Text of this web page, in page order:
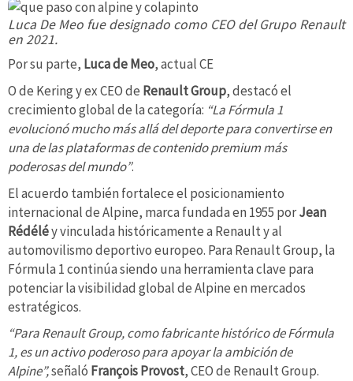
Luca De Meo fue designado como CEO del Grupo Renault
en 2021.
Por su parte, Luca de Meo, actual CE
O de Kering y ex CEO de Renault Group, destacó el
crecimiento global de la categoría: “La Fórmula 1
evolucionó mucho más allá del deporte para convertirse en
una de las plataformas de contenido premium más
poderosas del mundo”.
El acuerdo también fortalece el posicionamiento
internacional de Alpine, marca fundada en 1955 porJean
Rédéléy vinculada históricamente a Renault y al
automovilismo deportivo europeo. Para Renault Group, la
Fórmula 1 continúa siendo una herramienta clave para
potenciar la visibilidad global de Alpine en mercados
estratégicos.
“Para Renault Group, como fabricante histórico de Fórmula
1, es un activo poderoso para apoyar la ambición de
Alpine”,señaló François Provost, CEO de Renault Group.